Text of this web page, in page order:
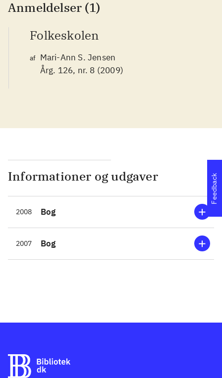
Anmeldelser (1)
Folkeskolen
af Mari-Ann S. Jensen
Årg. 126, nr. 8 (2009)
Informationer og udgaver
2008 Bog
2007 Bog
Feedback